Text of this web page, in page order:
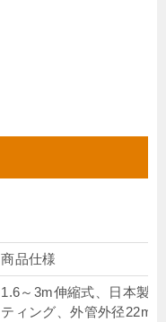
商品仕様
1.6～3m伸縮式、日本製
ティング、外管外径22mm